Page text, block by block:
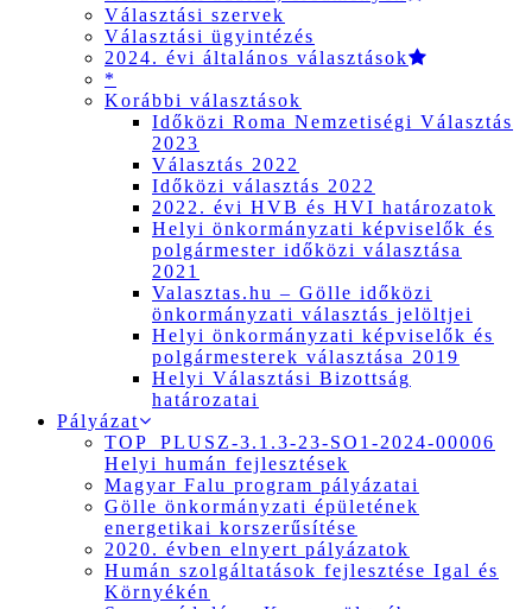
Választási szervek
Választási ügyintézés
2024. évi általános választások
*
Korábbi választások
Időközi Roma Nemzetiségi Választás
2023
Választás 2022
Időközi választás 2022
2022. évi HVB és HVI határozatok
Helyi önkormányzati képviselők és
polgármester időközi választása
2021
Valasztas.hu – Gölle időközi
önkormányzati választás jelöltjei
Helyi önkormányzati képviselők és
polgármesterek választása 2019
Helyi Választási Bizottság
határozatai
Pályázat
TOP_PLUSZ-3.1.3-23-SO1-2024-00006
Helyi humán fejlesztések
Magyar Falu program pályázatai
Gölle önkormányzati épületének
energetikai korszerűsítése
2020. évben elnyert pályázatok
Humán szolgáltatások fejlesztése Igal és
Környékén